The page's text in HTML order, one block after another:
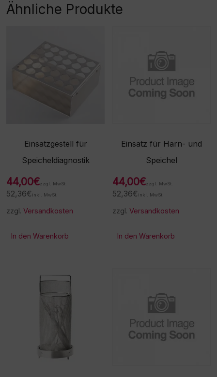
Ähnliche Produkte
Einsatzgestell für
Speicheldiagnostik
44,00€zzgl. MwSt.
52,36€ inkl. MwSt.
zzgl.Versandkosten
In den Warenkorb
Einsatz für Harn- und
Speichel
44,00€zzgl. MwSt.
52,36€ inkl. MwSt.
zzgl.Versandkosten
In den Warenkorb